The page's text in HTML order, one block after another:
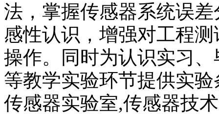
法，掌握传感器系统误
感性认识，增强对工程
操作。同时为认识实习
等教学实验环节提供实验
传感器实验室,传感器技